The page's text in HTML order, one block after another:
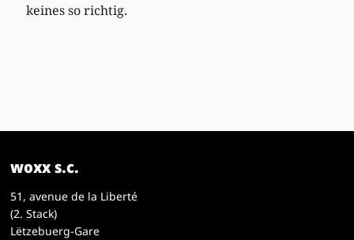
keines so richtig.
woxx s.c.
51, avenue de la Liberté
(2. Stack)
Lëtzebuerg-Gare